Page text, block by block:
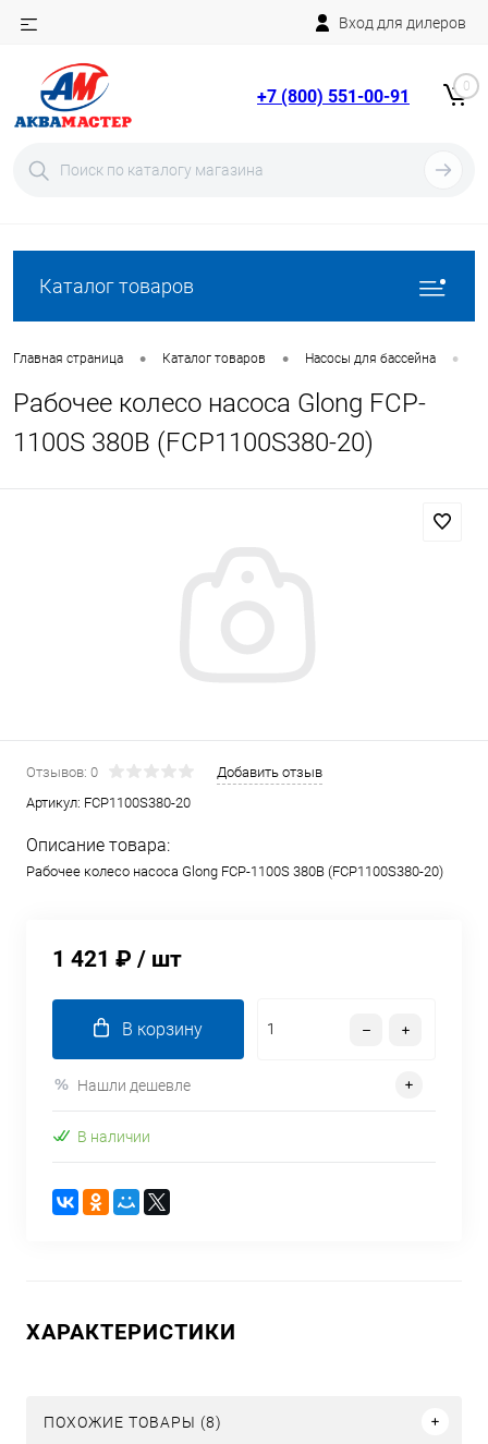
Вход для дилеров
+7 (800) 551-00-91 0
Каталог товаров
Главная страница • Каталог товаров • Насосы для бассейна •
Рабочее колесо насоса Glong FCP-
1100S 380В (FCP1100S380-20)
Отзывов: 0
Добавить отзыв
Артикул: FCP1100S380-20
Описание товара:
Рабочее колесо насоса Glong FCP-1100S 380В (FCP1100S380-20)
1 421 ₽ / шт
В корзину
Нашли дешевле
В наличии
ХАРАКТЕРИСТИКИ
ПОХОЖИЕ ТОВАРЫ (8)